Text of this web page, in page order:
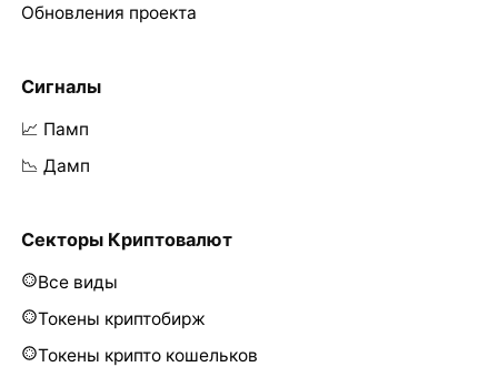
Обновления проекта
Сигналы
📈 Памп
📉 Дамп
Секторы Криптовалют
Все виды
Токены криптобирж
Токены крипто кошельков